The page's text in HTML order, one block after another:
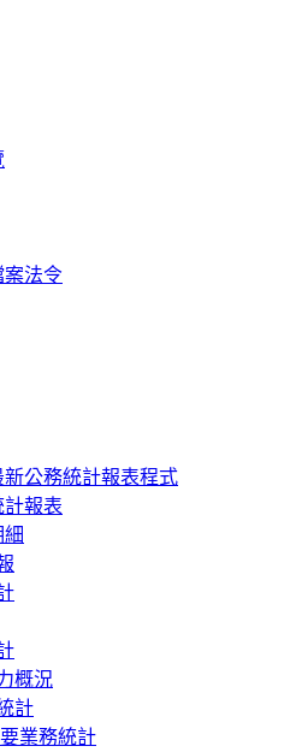
案法令
新公務統計報表程式
報表
概況
計
業務統計